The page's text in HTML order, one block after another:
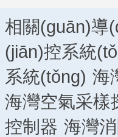
相關(guān)導
(jiān)控系統
系統(tǒng) 海
海灣空氣采樣
控制器 海灣